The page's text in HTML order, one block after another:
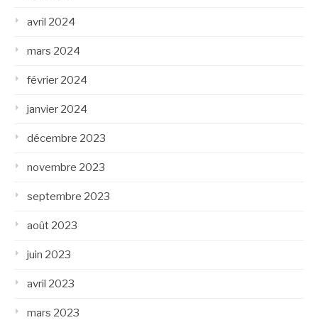
avril 2024
mars 2024
février 2024
janvier 2024
décembre 2023
novembre 2023
septembre 2023
août 2023
juin 2023
avril 2023
mars 2023